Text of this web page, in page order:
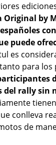
Original by
puede
es
para
del rally sin
conlleva
de